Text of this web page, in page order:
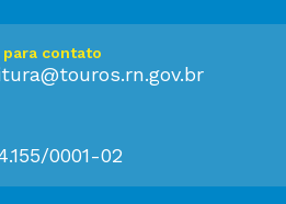
contato
0001-02